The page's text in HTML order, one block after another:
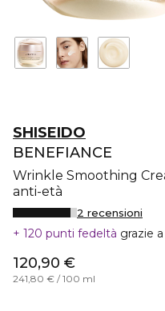
SHISEIDO
BENEFIANCE
Wrinkle Smoothing
anti-età
2 recensioni
120 punti fedeltà grazie
120,90 €
241,80 € / 100 ml